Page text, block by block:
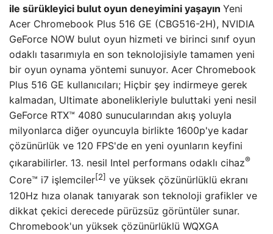
ile sürükleyici bulut oyun deneyimini yaşayın Yeni
Acer Chromebook Plus 516 GE (CBG516-2H), NVIDIA
GeForce NOW bulut oyun hizmeti ve birinci sınıf oyun
odaklı tasarımıyla en son teknolojisiyle tamamen yeni
bir oyun oynama yöntemi sunuyor. Acer Chromebook
Plus 516 GE kullanıcıları; Hiçbir şey indirmeye gerek
kalmadan, Ultimate abonelikleriyle buluttaki yeni nesil
GeForce RTX™ 4080 sunucularından akış yoluyla
milyonlarca diğer oyuncuyla birlikte 1600p'ye kadar
çözünürlük ve 120 FPS'de en yeni oyunların keyfini
çıkarabilirler. 13. nesil Intel performans odaklı cihaz®
Core™ i7 işlemciler[2] ve yüksek çözünürlüklü ekranı
120Hz hıza olanak tanıyarak son teknoloji grafikler ve
dikkat çekici derecede pürüzsüz görüntüler sunar.
Chromebook'un yüksek çözünürlüklü WQXGA